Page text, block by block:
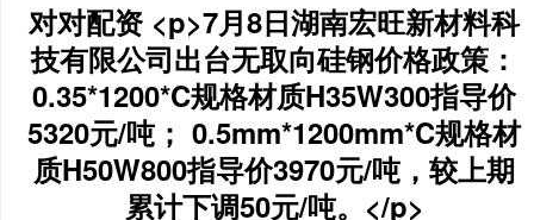
对对配资 <p>7月8日湖南宏旺新材料科
技有限公司出台无取向硅钢价格政策：
0.35*1200*C规格材质H35W300指导价
5320元/吨； 0.5mm*1200mm*C规格材
质H50W800指导价3970元/吨，较上期
累计下调50元/吨。</p>